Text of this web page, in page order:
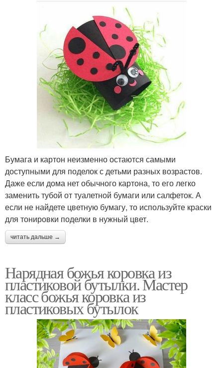
Бумага и картон неизменно остаются самыми
доступными для поделок с детьми разных возрастов.
Даже если дома нет обычного картона, то его легко
заменить тубой от туалетной бумаги или салфеток. А
если не найдете цветную бумагу, то используйте краски
для тонировки поделки в нужный цвет.
читать дальше →
Нарядная божья коровка из
пластиковой бутылки. Мастер
класс божья коровка из
пластиковых бутылок